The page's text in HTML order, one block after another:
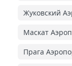
Жуковский
Маскат
Прага